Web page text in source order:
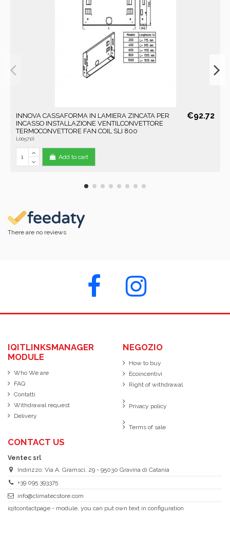
INNOVA CASSAFORMA IN LAMIERA ZINCATA PER
INCASSO INSTALLAZIONE VENTILCONVETTORE
TERMOCONVETTORE FAN COIL SLI 800
L00571II
€92.72
Add to cart
There are no reviews
IQITLINKSMANAGER
MODULE
Who We are
FAQ
Contatti
Withdrawal request
Delivery
NEGOZIO
How to buy
Ecoincentivi
Right of withdrawal
Privacy policy
Terms of sale
CONTACT US
Ventec srl
Indirizzo: Via A. Gramsci, 29 - 95030 Gravina di Catania
+39 095 393375
info@climatecstore.com
iqitcontactpage - module, you can put own text in configuration